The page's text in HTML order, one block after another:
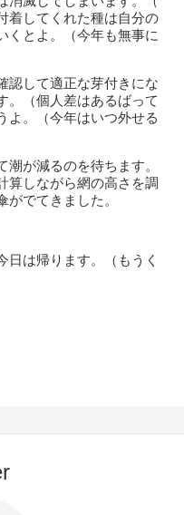
着してくれた種は自分の
くとよ。（今年も無事に
認して適正な芽付きにな
。（個人差はあるばって
よ。（今年はいつ外せる
が減るのを待ちます。
算しながら網の高さを調
でてきました。
日は帰ります。（ もうく